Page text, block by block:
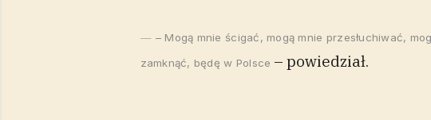
– Mogą mnie ścigać, mogą mnie przesłuchiwać,
zamknąć, będę w Polsce – powiedział.